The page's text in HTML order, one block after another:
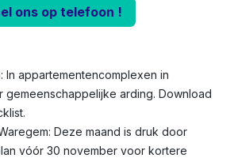
ons op telefoon !
In appartementencomplexen in
gemeenschappelijke arding. Download
Deze maand is druk door
vóór 30 november voor kortere